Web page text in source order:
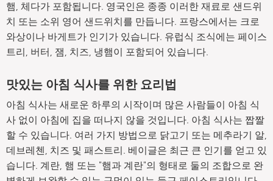
햄, 체다가 포함됩니다. 영국인은 종종 이러한 재료로 샌드위
치 또는 소위 영어 샌드위치를 만듭니다. 프랑스에서는 크로
와상이나 바게트가 인기가 있습니다. 유럽식 조식에는 페이스
트리, 버터, 잼, 치즈, 냉햄이 포함되어 있습니다.
맛있는 아침 식사를 위한 요리법
아침 식사는 새로운 하루의 시작이며 많은 사람들이 아침 식
사 없이 아침에 집을 떠나지 않을 것입니다. 아침 식사는 짭짤
할 수 있습니다. 여러 가지 방법으로 닭고기 또는 메추라기 알,
데브레첸, 치즈 및 패스트리. 베이글은 최근 큰 인기를 얻고 있
습니다. 계란, 햄 또는 "햄과 계란"의 형태로 둘의 조합으로 완